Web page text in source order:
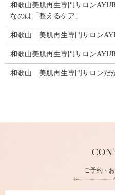
和歌山美肌再生専門サロン
なのは「整えるケア」
和歌山 美肌再生専門サロン
和歌山美肌再生専門サロン
和歌山 美肌再生専門サロンだ
ご予約・